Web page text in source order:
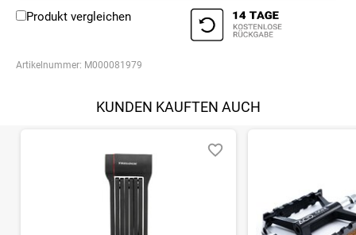
Produkt vergleichen
Artikelnummer: M000081979
KUNDEN KAUFTEN AUCH